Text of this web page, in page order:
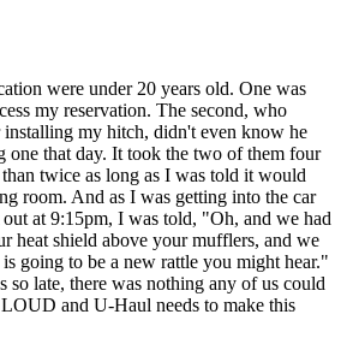
were under 20 years old. One was
my reservation. The second, who
my hitch, didn't even know he
one that day. It took the two of them four
twice as long as I was told it would
room. And as I was getting into the car
at 9:15pm, I was told, "Oh, and we had
heat shield above your mufflers, and we
going to be a new rattle you might hear."
so late, there was nothing any of us could
and U-Haul needs to make this